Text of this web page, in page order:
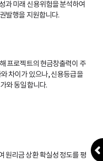
과 미래 신용위험을 분석하여
발행을 지원합니다.
프로젝트의 현금창출력이 주
차이가 있으나, 신용등급을
와 동일합니다.
원리금 상환 확실성 정도를 평